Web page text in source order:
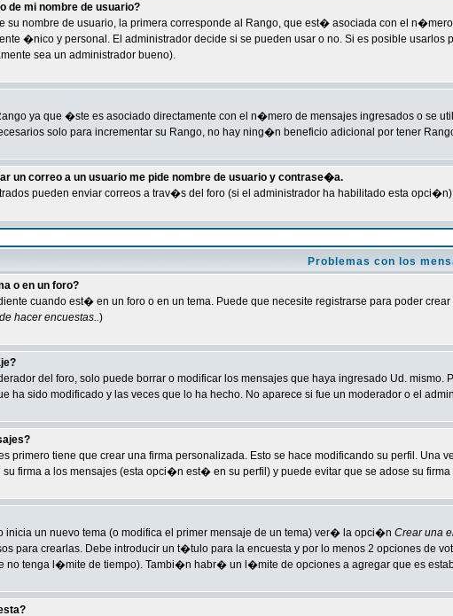
de mi nombre de usuario?
su nombre de usuario, la primera corresponde al Rango, que est� asociada con el
�nico y personal. El administrador decide si se pueden usar o no. Si es posible
sea un administrador bueno).
ya que �ste es asociado directamente con el n�mero de mensajes ingresados o se
solo para incrementar su Rango, no hay ning�n beneficio adicional por tener
un correo a un usuario me pide nombre de usuario y contrase�a.
pueden enviar correos a trav�s del foro (si el administrador ha habilitado esta
Problemas con los
o en un foro?
cuando est� en un foro o en un tema. Puede que necesite registrarse para poder
hacer encuestas..)
del foro, solo puede borrar o modificar los mensajes que haya ingresado Ud. mismo.
ha sido modificado y las veces que lo ha hecho. No aparece si fue un moderador o el
primero tiene que crear una firma personalizada. Esto se hace modificando su perfil. Una
firma a los mensajes (esta opci�n est� en su perfil) y puede evitar que se adose su
un nuevo tema (o modifica el primer mensaje de un tema) ver� la opci�n Crear una
para crearlas. Debe introducir un t�tulo para la encuesta y por lo menos 2 opciones de
no tenga l�mite de tiempo). Tambi�n habr� un l�mite de opciones a agregar que es